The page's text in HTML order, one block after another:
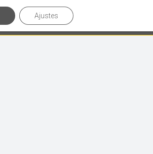
Contáctanos
Ajustes